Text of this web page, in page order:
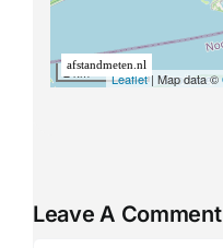
Leave A Comment